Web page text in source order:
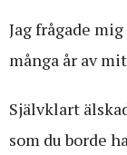
Jag frågade
många år av
Självklart
som du borde